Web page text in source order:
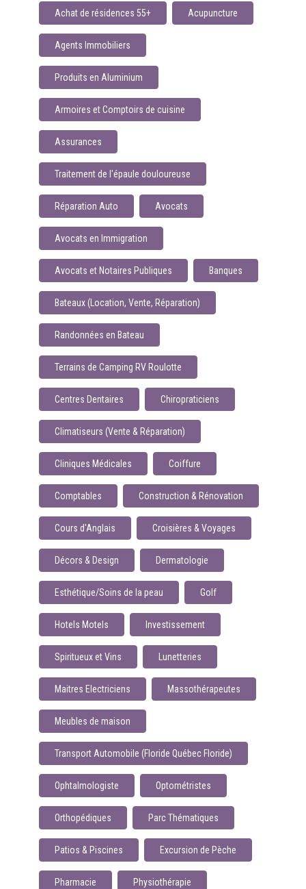
Achat de résidences 55+ Acupuncture
Agents Immobiliers
Produits en Aluminium
Armoires et Comptoirs de cuisine
Assurances
Traitement de l'épaule douloureuse
Réparation Auto Avocats
Avocats en Immigration
Avocats et Notaires Publiques Banques
Bateaux (Location, Vente, Réparation)
Randonnées en Bateau
Terrains de Camping RV Roulotte
Centres Dentaires Chiropraticiens
Climatiseurs (Vente & Réparation)
Cliniques Médicales Coiffure
Comptables Construction & Rénovation
Cours d'Anglais Croisières & Voyages
Décors & Design Dermatologie
Esthétique/Soins de la peau Golf
Hotels Motels Investissement
Spiritueux et Vins Lunetteries
Maitres Electriciens Massothérapeutes
Meubles de maison
Transport Automobile (Floride Québec Floride)
Ophtalmologiste Optométristes
Orthopédiques Parc Thématiques
Patios & Piscines Excursion de Pèche
Pharmacie Physiothérapie